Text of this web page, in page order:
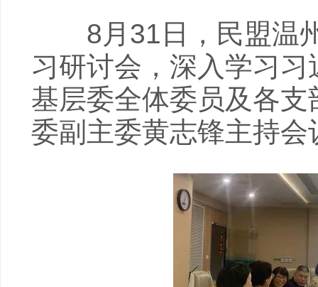
8月31日，民盟温州
习研讨会，深入学习习
基层委全体委员及各
委副主委黄志锋主持会